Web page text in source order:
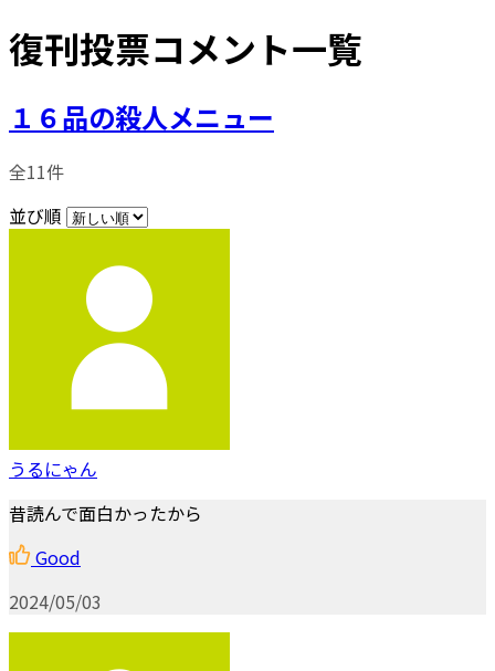
復刊投票コメント一覧
１６品の殺人メニュー
全11件
並び順
うるにゃん
昔読んで面白かったから
Good
2024/05/03